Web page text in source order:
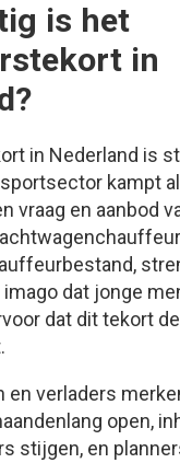
is het
in
in Nederland is
kampt
vraag en aanbod
dat jonge
dat dit tekort
en verladers
open,
stijgen, en